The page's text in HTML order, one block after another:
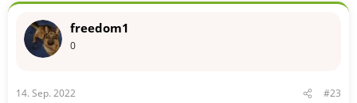
freedom1
0
14. Sep. 2022 #23